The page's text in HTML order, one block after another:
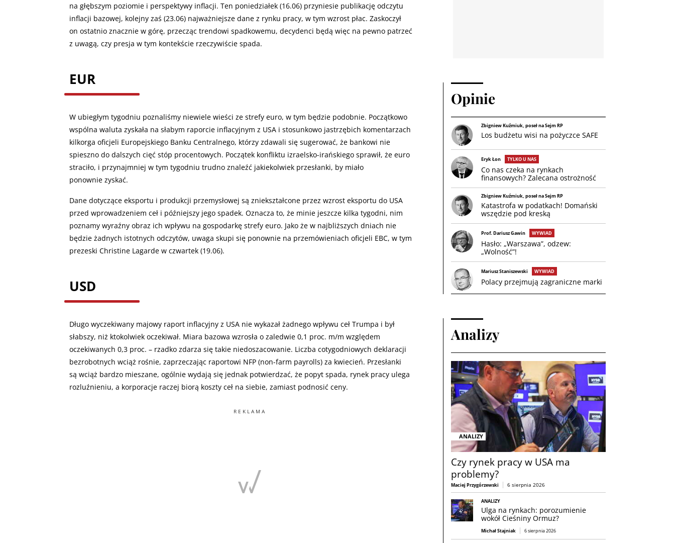
na głębszym poziomie i perspektywy inflacji. Ten poniedziałek (16.06) przyniesie publikację odczytu
inflacji bazowej, kolejny zaś (23.06) najważniejsze dane z rynku pracy, w tym wzrost płac. Zaskoczył
on ostatnio znacznie w górę, przecząc trendowi spadkowemu, decydenci będą więc na pewno patrzeć
z uwagą, czy presja w tym kontekście rzeczywiście spada.
EUR
W ubiegłym tygodniu poznaliśmy niewiele wieści ze strefy euro, w tym będzie podobnie. Początkowo
wspólna waluta zyskała na słabym raporcie inflacyjnym z USA i stosunkowo jastrzębich komentarzach
kilkorga oficjeli Europejskiego Banku Centralnego, którzy zdawali się sugerować, że bankowi nie
spieszno do dalszych cięć stóp procentowych. Początek konfliktu izraelsko-irańskiego sprawił, że euro
straciło, i przynajmniej w tym tygodniu trudno znaleźć jakiekolwiek przesłanki, by miało
ponownie zyskać.
Dane dotyczące eksportu i produkcji przemysłowej są zniekształcone przez wzrost eksportu do USA
przed wprowadzeniem ceł i późniejszy jego spadek. Oznacza to, że minie jeszcze kilka tygodni, nim
poznamy wyraźny obraz ich wpływu na gospodarkę strefy euro. Jako że w najbliższych dniach nie
będzie żadnych istotnych odczytów, uwaga skupi się ponownie na przemówieniach oficjeli EBC, w tym
prezeski Christine Lagarde w czwartek (19.06).
USD
Długo wyczekiwany majowy raport inflacyjny z USA nie wykazał żadnego wpływu ceł Trumpa i był
słabszy, niż ktokolwiek oczekiwał. Miara bazowa wzrosła o zaledwie 0,1 proc. m/m względem
oczekiwanych 0,3 proc. – rzadko zdarza się takie niedoszacowanie. Liczba cotygodniowych deklaracji
bezrobotnych wciąż rośnie, zaprzeczając raportowi NFP (non-farm payrolls) za kwiecień. Przesłanki
są wciąż bardzo mieszane, ogólnie wydają się jednak potwierdzać, że popyt spada, rynek pracy ulega
rozluźnieniu, a korporacje raczej biorą koszty ceł na siebie, zamiast podnosić ceny.
REKLAMA
Opinie
Zbigniew Kuźmiuk, poseł na Sejm RP
Los budżetu wisi na pożyczce SAFE
Eryk Łon TYLKO U NAS
Co nas czeka na rynkach
finansowych? Zalecana ostrożność
Zbigniew Kuźmiuk, poseł na Sejm RP
Katastrofa w podatkach! Domański
wszędzie pod kreską
Prof. Dariusz Gawin WYWIAD
Hasło: „Warszawa”, odzew:
„Wolność”!
Mariusz Staniszewski WYWIAD
Polacy przejmują zagraniczne marki
Analizy
ANALIZY
Czy rynek pracy w USA ma
problemy?
Maciej Przygórzewski 6 sierpnia 2026
ANALIZY
Ulga na rynkach: porozumienie
wokół Cieśniny Ormuz?
Michał Stajniak 6 sierpnia 2026